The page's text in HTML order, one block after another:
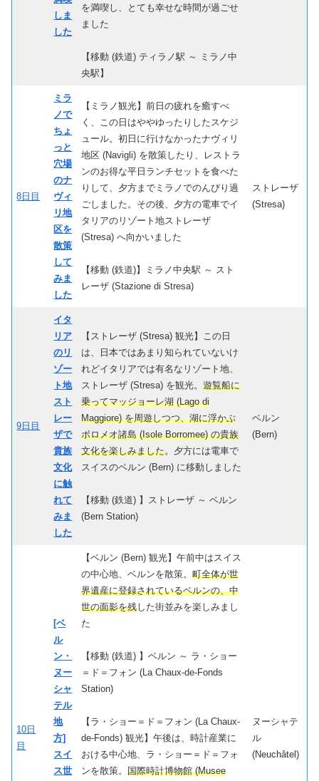
しま
した
を満喫し、とても幸せな時間が過ごせ
ました
【移動 (鉄道) ティラノ駅 ～ ミラノ中
央駅】
8日目
ミラ
ノで
ちょ
っと
穴場
のナ
ヴィ
リ地
区を
散策
して
みま
した
【ミラノ観光】前日の疲れを癒すべ
く、この日はややゆったりしたスケジ
ュール。初日に行けなかったナヴィリ
地区 (Navigli) を散策したり、レストラ
ンのお得な平日ランチセットを食べた
りして、夕方までミラノでのんびり過
ごしました。その後、夕方の電車でイ
タリアのリゾート地ストレーザ
(Stresa) へ向かいました
【移動 (鉄道)】ミラノ中央駅 ～ スト
レーザ (Stazione di Stresa)
ストレーザ
(Stresa)
9日目
イタ
リア
のリ
ゾー
ト地
スト
レー
ザで
貴族
文化
に触
れて
みま
した
【ストレーザ (Stresa) 観光】この日
は、日本ではあまり知られていないけ
れどイタリアでは有名なリゾート地、
ストレーザ (Stresa) を観光。遊覧船に
乗ってマッジョーレ湖 (Lago di
Maggiore) を周遊しつつ、湖に浮かぶ
ボロメオ諸島 (Isole Borromee) の貴族
文化を楽しみました。夕方には電車で
スイスのベルン (Bern) に移動しました
【移動 (鉄道) 】ストレーザ ～ ベルン
(Bern Station)
ベルン
(Bern)
10日
目
[ベ
ル
ン・
ヌー
シャ
テル
地
方]
スイ
ス世
【ベルン (Bern) 観光】午前中はスイス
の中心地、ベルンを散策。町全体が世
界遺産に登録されているベルンの、中
世の面影を残した街並みを楽しみまし
た
【移動 (鉄道) 】ベルン ～ ラ・ショー
＝ド＝フォン (La Chaux-de-Fonds
Station)
【ラ・ショー＝ド＝フォン (La Chaux-
de-Fonds) 観光】午後は、時計産業に
おける中心地、ラ・ショー＝ド＝フォ
ンを散策。国際時計博物館 (Musee
ヌーシャテ
ル
(Neuchâtel)